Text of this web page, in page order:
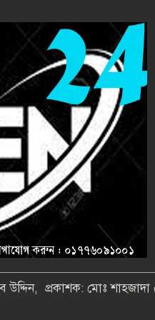
উদ্দিন, প্রকাশক: মোঃ